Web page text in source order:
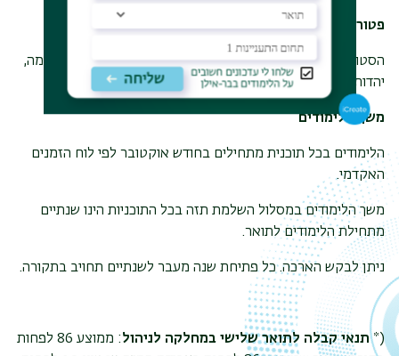
פטור מקורסים
הסטודנטים המתקבלים למסלול זה זכאים לפטור מקורסי השלמה,
יהדות ואנגלית.
משך הלימודים
הלימודים בכל תוכנית מתחילים בחודש אוקטובר לפי לוח הזמנים
האקדמי.
משך הלימודים במסלול השלמת תזה בכל התוכניות הינו שנתיים
מתחילת הלימודים לתואר.
ניתן לבקש הארכה. כל פתיחת שנה מעבר לשנתיים תחויב בתקורה.
(*תנאי קבלה לתואר שלישי במחלקה לניהול
: ממוצע 86 לפחות